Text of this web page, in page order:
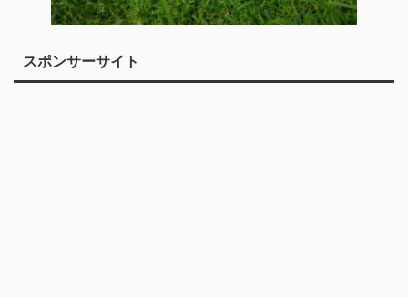
スポンサーサイト